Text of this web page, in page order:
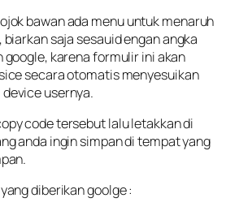
bawan ada menu untuk menaruh
saja sesauid engan angka
google, karena formulir ini akan
secara otomatis menyesuikan
usernya.
code tersebut lalu letakkan di
anda ingin simpan di tempat yang
diberikan goolge :